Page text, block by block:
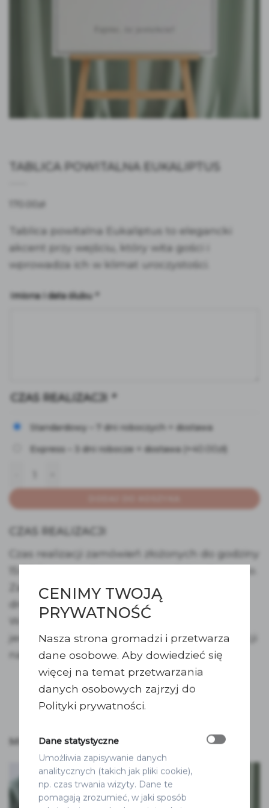
TABLICA POWITALNA EUKALIPTUS
zł
Tablica powitalna Eukaliptus to elegancki
akcent przy wejściu, który wita gości i
wprowadza ich w klimat uroczystości.
Imiona i data ślubu *
CZAS REALIZACJI *
Standardowy – 7 dni roboczych + dostawa
Express – 3 dni robocze + dostawa
40.00 zł
CZAS REALIZACJI
Czas realizacji zamówień złożonych do godziny
15:00 liczymy od tego samego dnia roboczego.
Zamówienia złożone po 15:00 – od kolejnego
dnia roboczego.
W przypadku zakupu kilku produktów w
jednym zamówieniu obowiązuje czas realizacji
najdłuższego z nich.
MOŻE SPODOBA SIĘ RÓWNIEŻ…
CENIMY TWOJĄ
PRYWATNOŚĆ
Nasza strona gromadzi i przetwarza
dane osobowe. Aby dowiedzieć się
więcej na temat przetwarzania
danych osobowych zajrzyj do
Polityki prywatności.
Dane statystyczne
Umożliwia zapisywanie danych
analitycznych (takich jak pliki cookie),
np. czas trwania wizyty. Dane te
pomagają zrozumieć, w jaki sposób